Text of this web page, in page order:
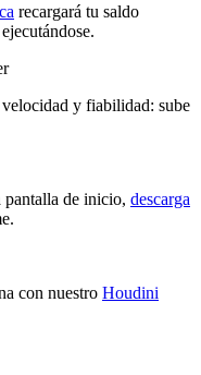
pantalla de inicio,descarga
con nuestroHoudini
más detallada
cada
basada en tus scene